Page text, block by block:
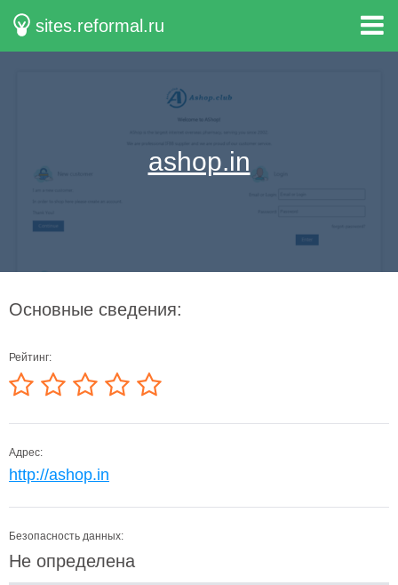
sites.reformal.ru
ashop.in
Основные сведения:
Рейтинг:
Адрес:
http://ashop.in
Безопасность данных:
Не определена